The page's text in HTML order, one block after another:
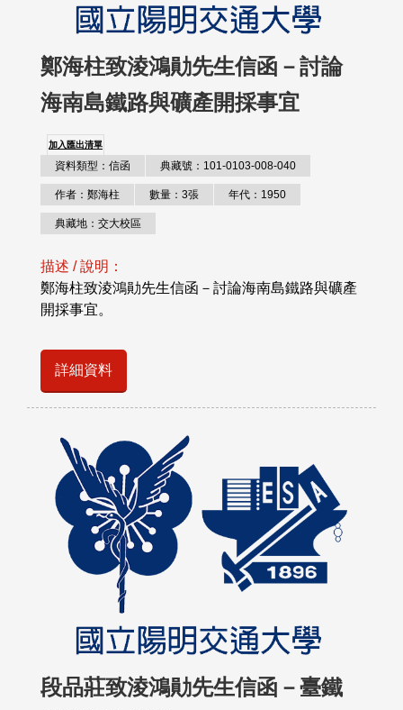
鄭海柱致淩鴻勛先生信函－討論
海南島鐵路與礦產開採事宜
加入匯出清單
資料類型：信函 典藏號：101-0103-008-040
作者：鄭海柱 數量：3張 年代：1950
典藏地：交大校區
描述 / 說明：
鄭海柱致淩鴻勛先生信函－討論海南島鐵路與礦產
開採事宜。
詳細資料
段品莊致淩鴻勛先生信函－臺鐵